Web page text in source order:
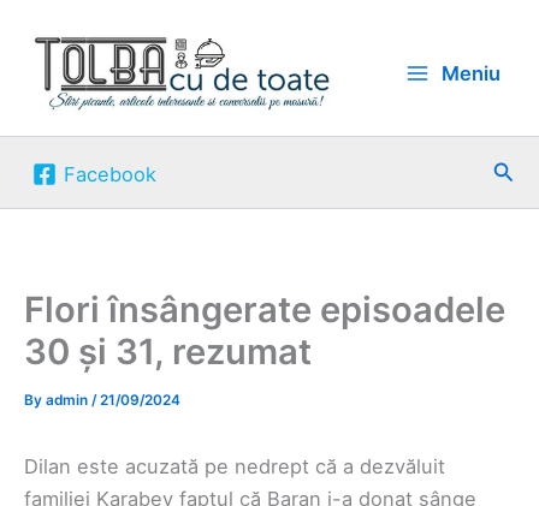
content
Meniu
Facebook
Flori însângerate episoadele
30 și 31, rezumat
By admin /21/09/2024
Dilan este acuzată pe nedrept că a dezvăluit
familiei Karabey faptul că Baran i-a donat sânge